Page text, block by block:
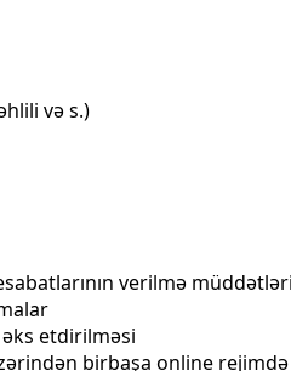
və s.)
verilmə
etdirilməsi
birbaşa online